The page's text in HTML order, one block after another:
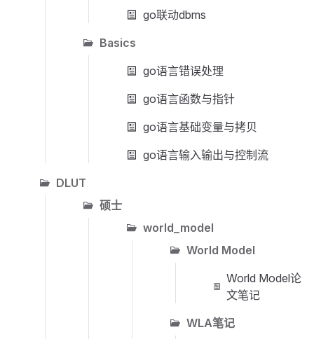
go联动dbms
Basics
go语言错误处理
go语言函数与指针
go语言基础变量与拷贝
go语言输入输出与控制流
DLUT
硕士
world_model
World Model
World Model论
文笔记
WLA笔记